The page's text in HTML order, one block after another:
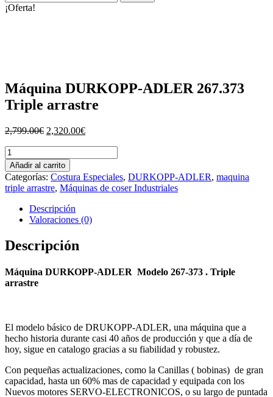
¡Oferta!
Máquina DURKOPP-ADLER 267.373
Triple arrastre
2,799.00€ El
era:
2,799.00€.
2,320.00€El
2,320.00€.
Máquina
DURKOPP-
ADLER
267.373
Triple
arrastre
cantidad
Añadir al carrito
Categorías: Costura Especiales, DURKOPP-ADLER, maquina
triple arrastre, Máquinas de coser Industriales
Descripción
Valoraciones (0)
Descripción
Máquina DURKOPP-ADLER Modelo 267-373 . Triple
arrastre
El modelo básico de DRUKOPP-ADLER, una máquina que a
hecho historia durante casi 40 años de producción y que a día de
hoy, sigue en catalogo gracias a su fiabilidad y robustez.
Con pequeñas actualizaciones, como la Canillas ( bobinas) de gran
capacidad, hasta un 60% mas de capacidad y equipada con los
Nuevos motores SERVO-ELECTRONICOS, o su largo de puntada